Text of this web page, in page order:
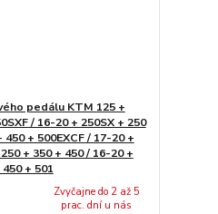
pedálu KTM 125 +
/ 16-20 + 250SX + 250
450 + 500EXCF / 17-20 +
+ 350 + 450 / 16-20 +
+ 501
Zvyčajne do 2 až 5
prac. dní u nás